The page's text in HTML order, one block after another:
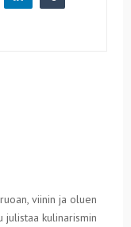
viinin ja oluen
julistaa kulinarismin